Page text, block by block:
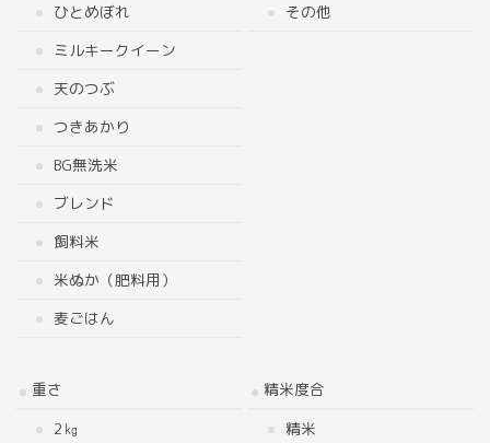
ひとめぼれ
ミルキークイーン
天のつぶ
つきあかり
BG無洗米
ブレンド
飼料米
米ぬか（肥料用）
麦ごはん
その他
重さ
2㎏
精米度合
精米